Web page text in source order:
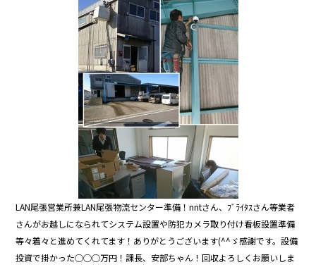
er
LAN尾張営業所兼LAN尾張物流センター準備！nntさん、ﾌﾞﾗｲﾀｽさん等業者
さんがお越しになられてシステム設置や防犯カメラ取り付け看板設置準備
等々着々と進めてくれてます！ありがとうございます(^^ゞ感謝です。設備
投資で掛かった◯◯◯万円！課長、安部ちゃん！回収よろしくお願いしま